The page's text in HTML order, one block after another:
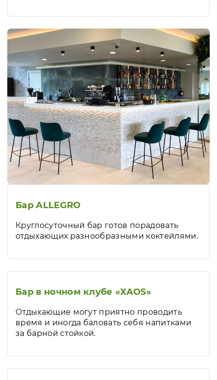
Бар ALLEGRO
Круглосуточный бар готов порадовать
отдыхающих разнообразными коктейлями.
Бар в ночном клубе «XAOS»
Отдыхающие могут приятно проводить
время и иногда баловать себя напитками
за барной стойкой.